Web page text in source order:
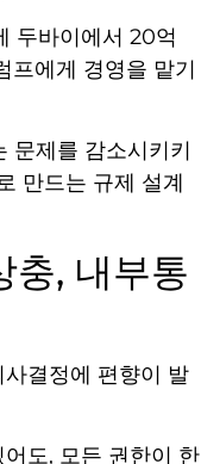
두바이에서 20억
프에게 경영을 맡기
문제를 감소시키키
만드는 규제 설계
충, 내부통
결정에 편향이 발
도, 모든 권한이 한